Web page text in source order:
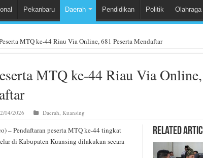
Pekanbaru Daerah Pendidikan Politik Olahraga
MTQ ke-44 Riau Via Online, 681 Peserta Mendaftar
MTQ ke-44 Riau Via
04/2026 Daerah, Kuansing
Related
– Pendaftaran peserta MTQ ke-44 tingkat
di Kabupaten Kuansing dilakukan secara